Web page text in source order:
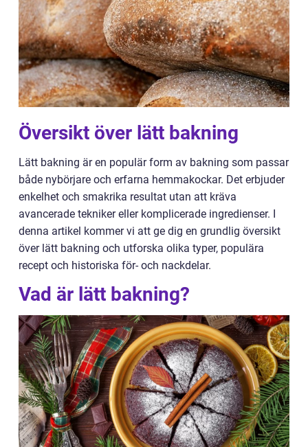
Översikt över lätt bakning
Lätt bakning är en populär form av bakning som passar
både nybörjare och erfarna hemmakockar. Det erbjuder
enkelhet och smakrika resultat utan att kräva
avancerade tekniker eller komplicerade ingredienser. I
denna artikel kommer vi att ge dig en grundlig översikt
över lätt bakning och utforska olika typer, populära
recept och historiska för- och nackdelar.
Vad är lätt bakning?